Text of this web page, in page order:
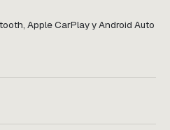
Apple CarPlay y Android Auto